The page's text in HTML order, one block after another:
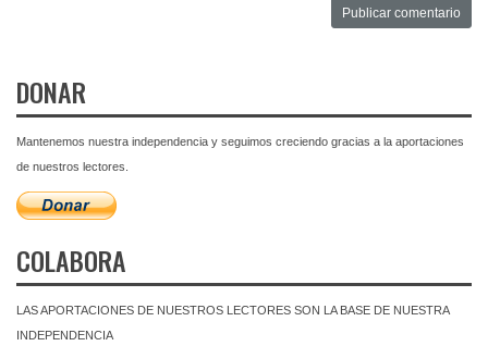
DONAR
Mantenemos nuestra independencia y seguimos creciendo gracias a la aportaciones
de nuestros lectores.
COLABORA
LAS APORTACIONES DE NUESTROS LECTORES SON LA BASE DE NUESTRA
INDEPENDENCIA